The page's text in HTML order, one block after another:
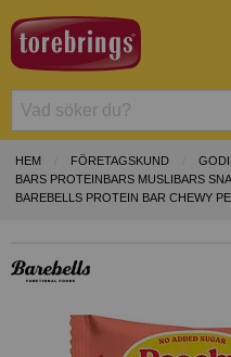
HEM FÖRETAGSKUND
BARS PROTEINBARS MUSLIBARS
BAREBELLS PROTEIN BAR CHEWY